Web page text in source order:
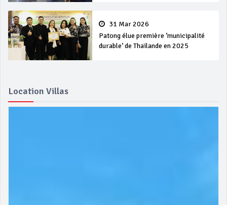
31 Mar 2026
Patong élue première ‘municipalité
durable’ de Thaïlande en 2025
Location Villas